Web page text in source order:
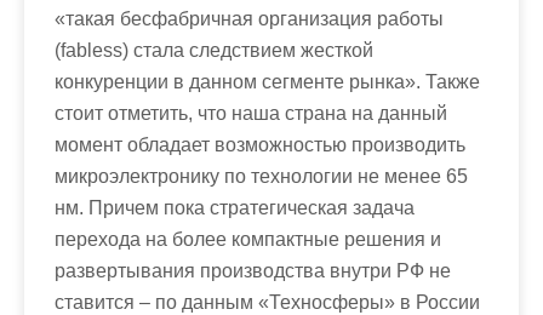
«такая бесфабричная организация работы
(fabless) стала следствием жесткой
конкуренции в данном сегменте рынка». Также
стоит отметить, что наша страна на данный
момент обладает возможностью производить
микроэлектронику по технологии не менее 65
нм. Причем пока стратегическая задача
перехода на более компактные решения и
развертывания производства внутри РФ не
ставится – по данным «Техносферы» в России